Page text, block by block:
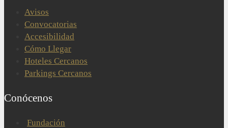
Avisos
Convocatorias
Accesibilidad
Cómo Llegar
Hoteles Cercanos
Parkings Cercanos
Conócenos
Fundación